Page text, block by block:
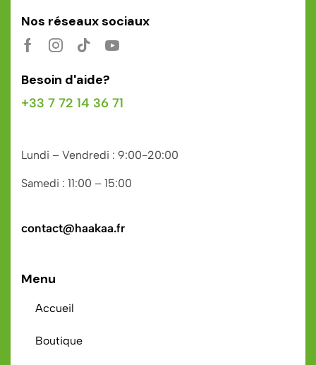
Nos réseaux sociaux
Besoin d'aide?
+33 7 72 14 36 71
Lundi – Vendredi : 9:00-20:00
Samedi : 11:00 – 15:00
contact@haakaa.fr
Menu
Accueil
Boutique